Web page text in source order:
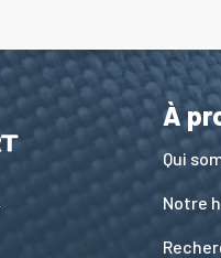
À
Qui
Notre